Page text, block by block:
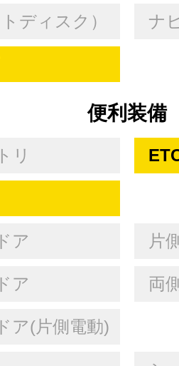
ディスク） ナ
便利装備
リ
ア 片
ア 両
ア(片側電動)